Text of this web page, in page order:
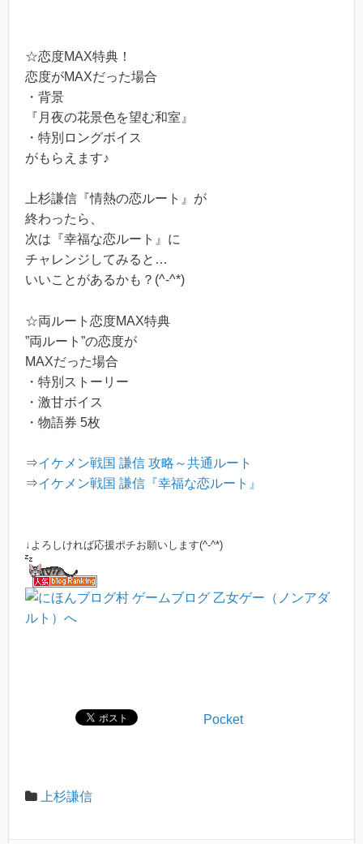
☆恋度MAX特典！
恋度がMAXだった場合
・背景
『月夜の花景色を望む和室』
・特別ロングボイス
がもらえます♪
上杉謙信『情熱の恋ルート』が
終わったら、
次は『幸福な恋ルート』に
チャレンジしてみると…
いいことがあるかも？(^-^*)
☆両ルート恋度MAX特典
”両ルート”の恋度が
MAXだった場合
・特別ストーリー
・激甘ボイス
・物語券 5枚
⇒イケメン戦国 謙信 攻略～共通ルート
⇒イケメン戦国 謙信『幸福な恋ルート』
↓よろしければ応援ポチお願いします(^-^*)
Pocket
上杉謙信